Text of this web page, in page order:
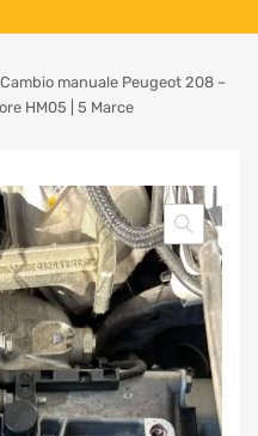
Cambio manuale Peugeot 208 –
HM05 | 5 Marce